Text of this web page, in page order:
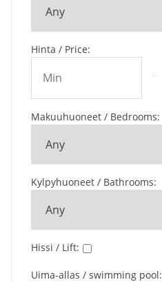
Hinta / Price:
-
Makuuhuoneet / Bedrooms:
Kylpyhuoneet / Bathrooms:
Hissi / Lift:
Uima-allas / swimming pool: